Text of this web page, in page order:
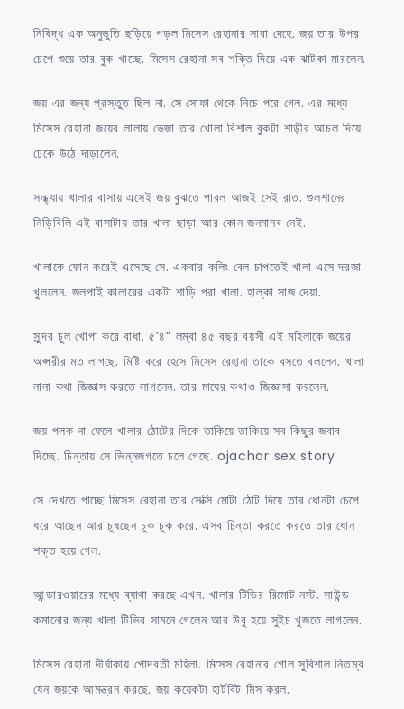
নিষিদ্ধ এক অনুভুতি ছড়িয়ে পড়ল মিসেস রেহানার সারা দেহে. জয় তার উপর
চেপে শুয়ে তার বুক খাচ্ছে. মিসেস রেহানা সব শক্তি দিয়ে এক ঝাটকা মারলেন.
জয় এর জন্য প্রস্তুত ছিল না. সে সোফা থেকে নিচে পরে গেল. এর মধ্যে
মিসেস রেহানা জয়ের লালায় ভেজা তার খোলা বিশাল বুকটা শাড়ীর আচল দিয়ে
ঢেকে উঠে দাড়ালেন.
সন্ধ্যায় খালার বাসায় এসেই জয় বুঝতে পারল আজই সেই রাত. গুলশানের
নিড়িবিলি এই বাসাটায় তার খালা ছাড়া আর কোন জনমানব নেই.
খালাকে ফোন করেই এসেছে সে. একবার কলিং বেল চাপতেই খালা এসে দরজা
খুললেন. জলপাই কালারের একটা শাড়ি পরা খালা. হাল্কা সাজ দেয়া.
সুন্দর চুল খোপা করে বাধা. ৫’৪” লম্বা ৪৫ বছর বয়সী এই মহিলাকে জয়ের
অপ্সরীর মত লাগছে. মিষ্টি করে হেসে মিসেস রেহানা তাকে বসতে বললেন. খালা
নানা কথা জিজ্ঞাস করতে লাগলেন. তার মায়ের কথাও জিজ্ঞাসা করলেন.
জয় পলক না ফেলে খালার ঠোটের দিকে তাকিয়ে তাকিয়ে সব কিছুর জবাব
দিচ্ছে. চিন্তায় সে ভিন্নজগতে চলে গেছে. ojachar sex story
সে দেখতে পাচ্ছে মিসেস রেহানা তার সেক্সি মোটা ঠোট দিয়ে তার ধোনটা চেপে
ধরে আছেন আর চুষছেন চুক চুক করে. এসব চিন্তা করতে করতে তার ধোন
শক্ত হয়ে গেল.
আন্ডারওয়ারের মধ্যে ব্যাথা করছে এখন. খালার টিভির রিমোট নস্ট. সাউন্ড
কমানোর জন্য খালা টিভির সামনে গেলেন আর উবু হয়ে সুইচ খুজতে লাগলেন.
মিসেস রেহানা দীর্ঘাকায় পোদবতী মহিলা. মিসেস রেহানার গোল সুবিশাল নিতম্ব
যেন জয়কে আমন্ত্রন করছে. জয় কয়েকটা হার্টবিট মিস করল.